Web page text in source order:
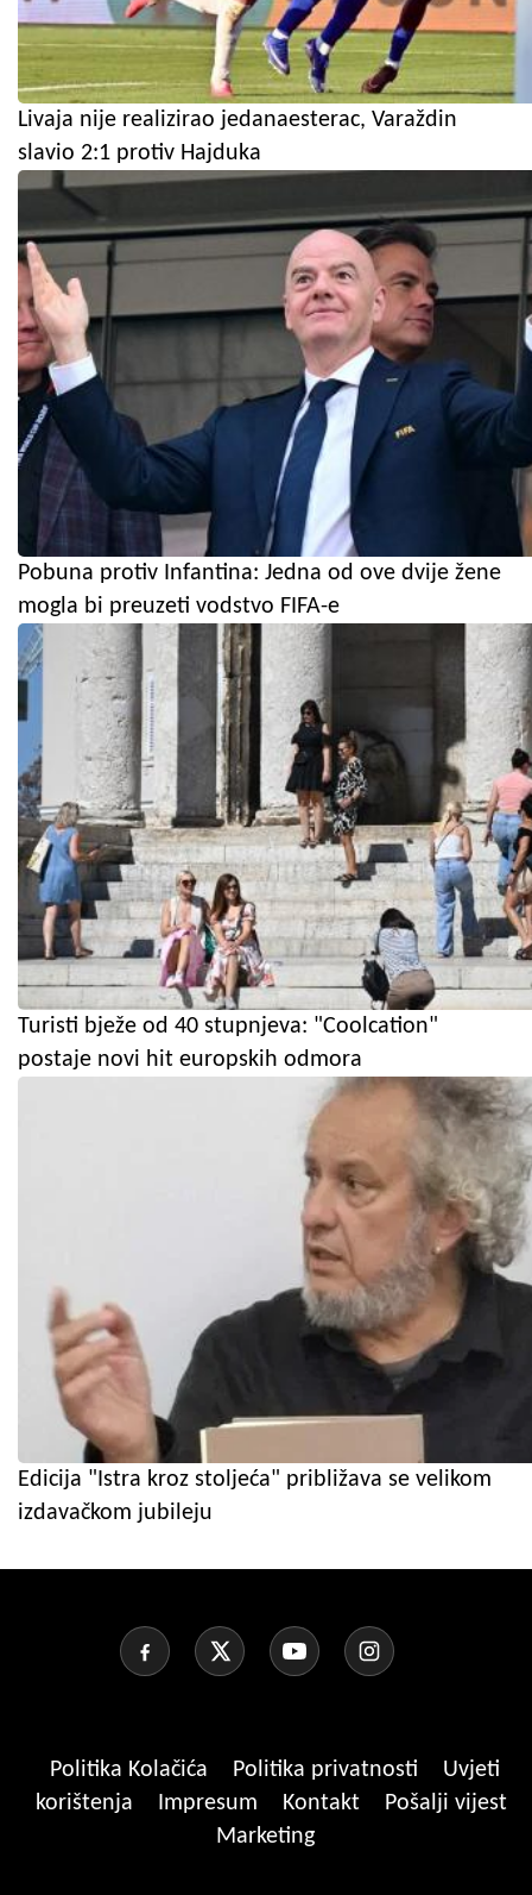
Livaja nije realizirao jedanaesterac, Varaždin
slavio 2:1 protiv Hajduka
Pobuna protiv Infantina: Jedna od ove dvije žene
mogla bi preuzeti vodstvo FIFA-e
Turisti bježe od 40 stupnjeva: "Coolcation"
postaje novi hit europskih odmora
Edicija "Istra kroz stoljeća" približava se velikom
izdavačkom jubileju
Politika Kolačića Politika privatnosti
Uvjeti
korištenja
Impresum Kontakt
Pošalji vijest
Marketing